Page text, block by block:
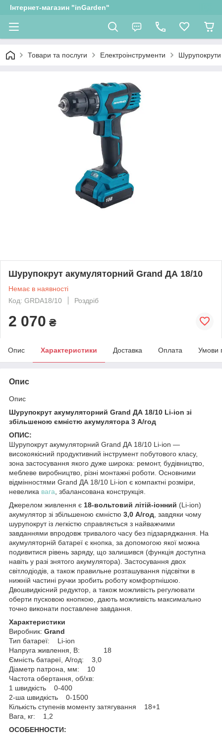
Інтернет-магазин "inGarden"
Товари та послуги Електроінструменти Шурупокрути
Шурупокрут акумуляторний Grand ДА 18/10
Немає в наявності
Код: GRDA18/10
Роздріб
2 070 ₴
Опис Характеристики Доставка Оплата Умови
Опис
Опис
Шурупокрут акумуляторний Grand ДА 18/10 Li-ion зі
збільшеною ємністю акумулятора 3 А/год
ОПИС:
Шурупокрут акумуляторний Grand ДА 18/10 Li-ion —
високоякісний продуктивний інструмент побутового класу,
зона застосування якого дуже широка: ремонт, будівництво,
меблеве виробництво, різні монтажні роботи. Основними
відмінностями Grand ДА 18/10 Li-ion є компактні розміри,
невелика вага , збалансована конструкція.
Джерелом живлення є 18-вольтовий літій-іонний (Li-ion)
акумулятор зі збільшеною ємністю 3,0 А/год , завдяки чому
шурупокрут із легкістю справляється з найважчими
завданнями впродовж тривалого часу без підзаряджання. На
акумуляторній батареї є кнопка, за допомогою якої можна
подивитися рівень заряду, що залишився (функція доступна
навіть у разі знятого акумулятора). Застосування двох
світлодіодів, а також правильне розташування підсвітки в
нижній частині ручки зробить роботу комфортнішою.
Двошвидкісний редуктор, а також можливість регулювати
оберти пусковою кнопкою, дають можливість максимально
точно виконати поставлене завдання.
Характеристики
Виробник: Grand
Тип батареї: Li-ion
Напруга живлення, В: 18
Ємність батареї, А/год: 3,0
Діаметр патрона, мм: 10
Частота обертання, об/хв:
1 швидкість 0-400
2-ша швидкість 0-1500
Кількість ступенів моменту затягування 18+1
Вага, кг: 1,2
ОСОБЕННОСТИ: